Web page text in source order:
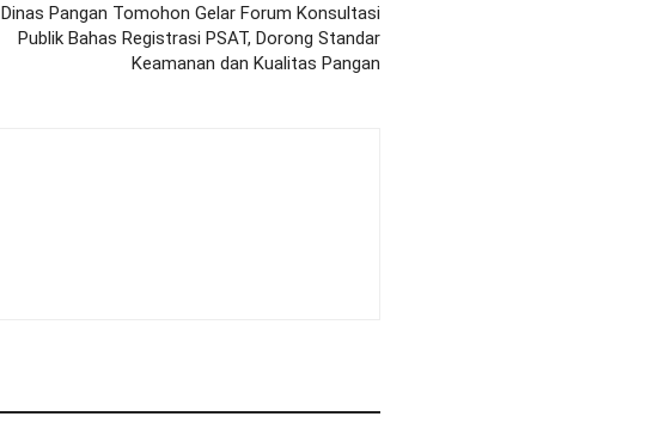
Dinas Pangan Tomohon Gelar Forum Konsultasi
Publik Bahas Registrasi PSAT, Dorong Standar
Keamanan dan Kualitas Pangan